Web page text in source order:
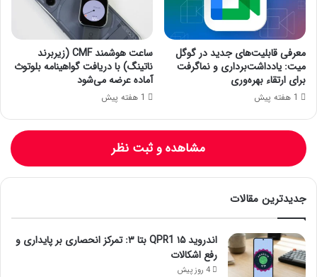
معرفی قابلیت‌های جدید در گوگل
میت: یادداشت‌برداری و نماگرفت
برای ارتقاء بهره‌وری
1 هفته پیش
ساعت هوشمند CMF (زیربرند
ناتینگ) با دریافت گواهینامه بلوتوث
آماده عرضه می‌شود
1 هفته پیش
مشاهده و ثبت نظر
جدیدترین مقالات
اندروید ۱۵ QPR1 بتا ۳: تمرکز انحصاری بر پایداری و
رفع اشکالات
4 روز پیش